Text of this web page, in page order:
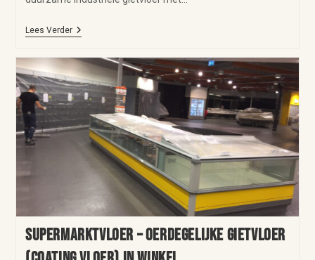
Lees Verder
Supermarktvloer – oerdegelijke gietvloer